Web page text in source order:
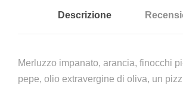
Descrizione
Merluzzo impanato, arancia, finocchi
pepe, olio extravergine di oliva, un